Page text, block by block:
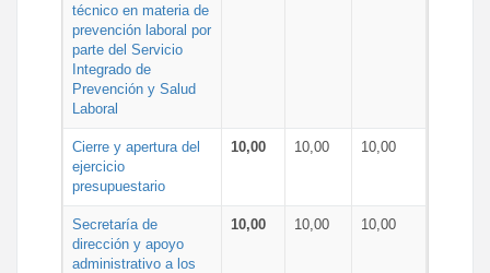
técnico en materia de
prevención laboral por
parte del Servicio
Integrado de
Prevención y Salud
Laboral
Cierre y apertura del
ejercicio
presupuestario
10,00 10,00 10,00
Secretaría de
dirección y apoyo
administrativo a los
10,00 10,00 10,00